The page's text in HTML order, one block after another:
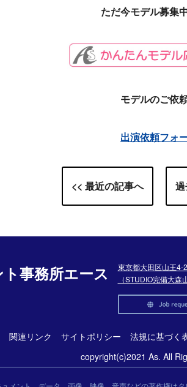
ただ今モデル募集
モデルのご依
出演依頼フォ
<< 最近の記事へ
事務所エース
東京都大田区山王4-
（STUDIO完備大森
関連リンク サイトポリシー 法規に基づく
copyright(c)2021 As. All